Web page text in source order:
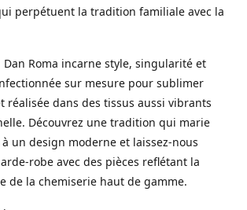
perpétuent la tradition familiale avec la
Dan Roma incarne style, singularité et
sur mesure pour sublimer
réalisée dans des tissus aussi vibrants
Découvrez une tradition qui marie
un design moderne et laissez-nous
robe avec des pièces reflétant la
de la chemiserie haut de gamme.